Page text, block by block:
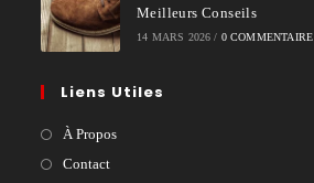
Meilleurs Conseils
14 MARS 2026 / 0 COMMENTAIRE
Liens Utiles
À Propos
Contact